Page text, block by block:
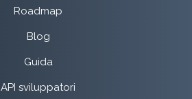
Roadmap
Blog
Guida
API sviluppatori